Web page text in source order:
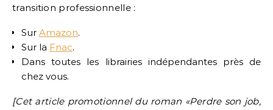
transition professionnelle :
Sur Amazon.
Sur la Fnac.
Dans toutes les librairies indépendantes près de
chez vous.
[Cet article promotionnel du roman «Perdre son job,